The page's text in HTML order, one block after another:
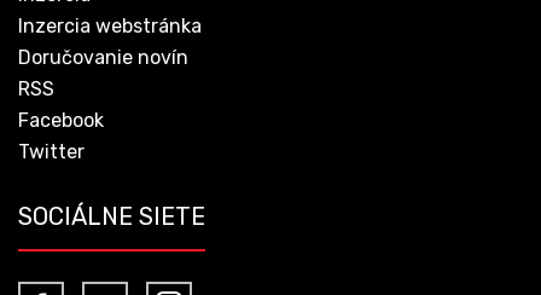
Inzercia webstránka
Doručovanie novín
RSS
Facebook
Twitter
SOCIÁLNE SIETE